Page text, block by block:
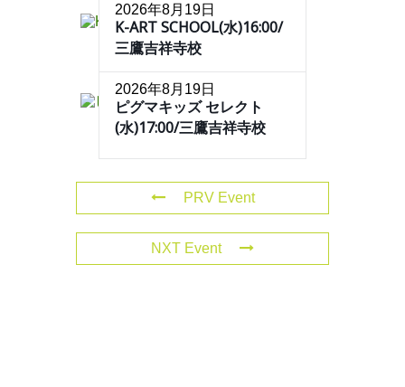
2026年8月19日
K-ART SCHOOL(水)16:00/
三鷹吉祥寺校
2026年8月19日
ピグマキッズ セレクト
(水)17:00/三鷹吉祥寺校
PRV Event
NXT Event